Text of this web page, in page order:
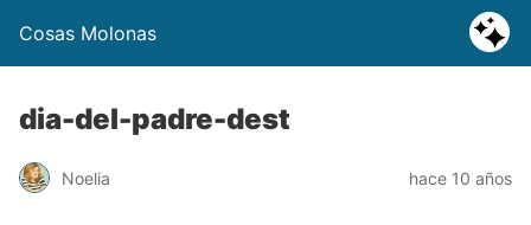
Cosas Molonas
dia-del-padre-dest
Noelia hace 10 años